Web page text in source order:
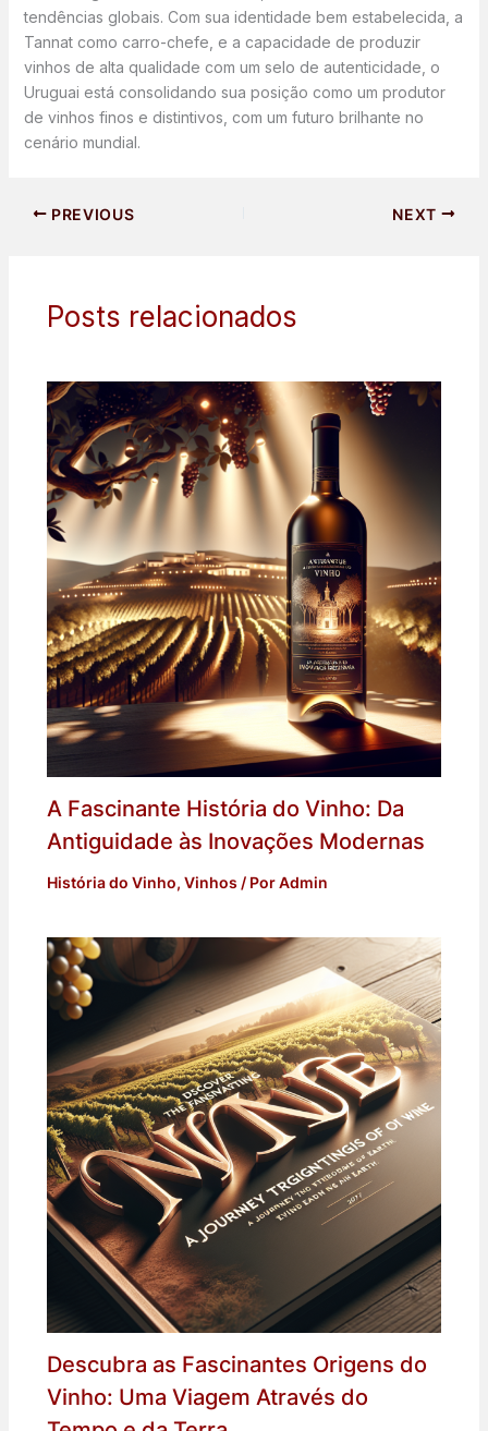
tendências globais. Com sua identidade bem estabelecida, a
Tannat como carro-chefe, e a capacidade de produzir
vinhos de alta qualidade com um selo de autenticidade, o
Uruguai está consolidando sua posição como um produtor
de vinhos finos e distintivos, com um futuro brilhante no
cenário mundial.
PREVIOUS NEXT
Posts relacionados
A Fascinante História do Vinho: Da
Antiguidade às Inovações Modernas
História do Vinho, Vinhos / PorAdmin
Descubra as Fascinantes Origens do
Vinho: Uma Viagem Através do